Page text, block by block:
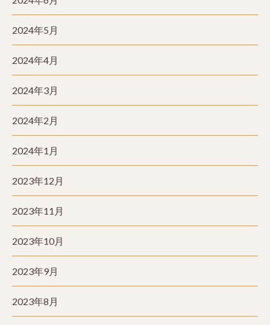
2024年5月
2024年4月
2024年3月
2024年2月
2024年1月
2023年12月
2023年11月
2023年10月
2023年9月
2023年8月